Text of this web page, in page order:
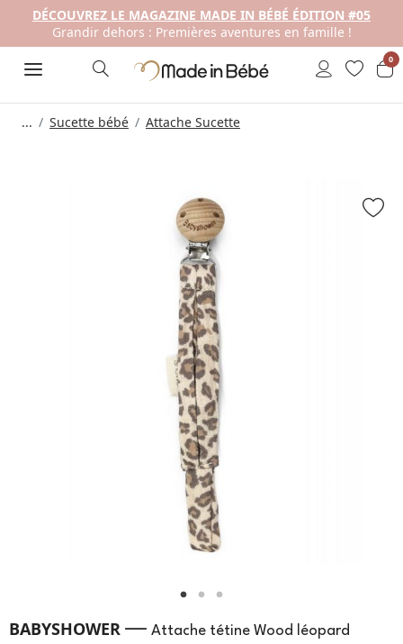
DÉCOUVREZ LE MAGAZINE MADE IN BÉBÉ ÉDITION #05
Grandir dehors : Premières aventures en famille !
0
... Sucette bébé Attache Sucette
BABYSHOWER — Attache tétine Wood léopard